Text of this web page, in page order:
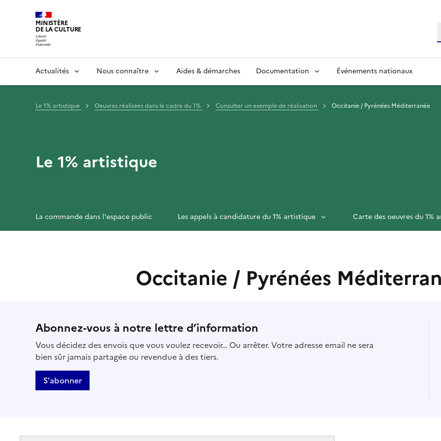
MINISTÈRE
DE LA CULTURE
Actualités Nous connaître Aides & démarches Documentation Événements nationaux
Le 1% artistique Oeuvres réalisées dans le cadre du 1% Consulter un exemple de réalisation Occitanie / Pyrénées Méditerranée
Le 1% artistique
La commande dans l'espace public Les appels à candidature du 1% artistique Carte des oeuvres du 1%
Occitanie / Pyrénées
Abonnez-vous à notre lettre d’information
Vous décidez des envois que vous voulez recevoir… Ou arrêter. Votre adresse email ne sera
bien sûr jamais partagée ou revendue à des tiers.
S'abonner